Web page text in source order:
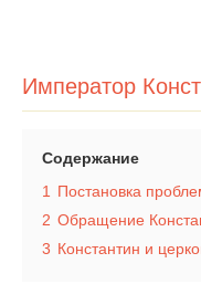
Император
Содержание
1
Постановка
2 Обращение
3 Константин и